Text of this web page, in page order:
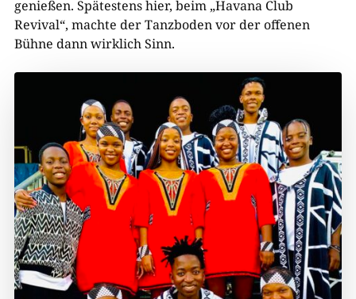
genießen. Spätestens hier, beim „Havana Club
Revival“, machte der Tanzboden vor der offenen
Bühne dann wirklich Sinn.